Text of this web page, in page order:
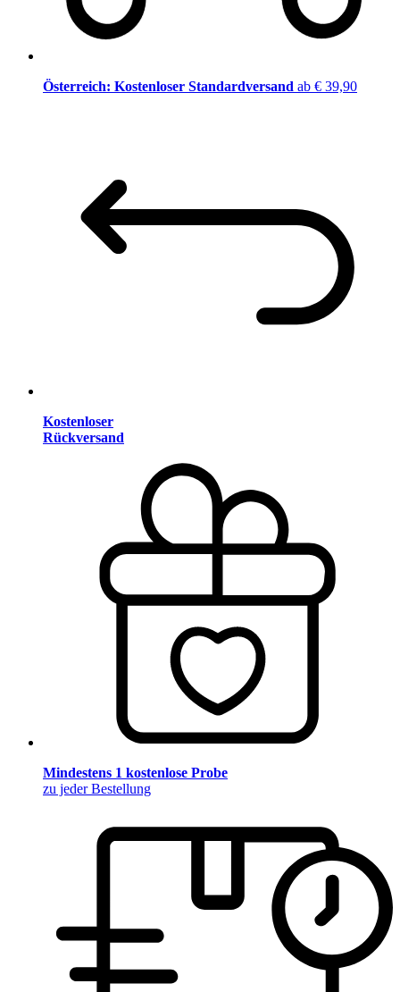
Österreich: Kostenloser Standardversand ab € 39,90
Kostenloser
Rückversand
Mindestens 1 kostenlose Probe
zu jeder Bestellung